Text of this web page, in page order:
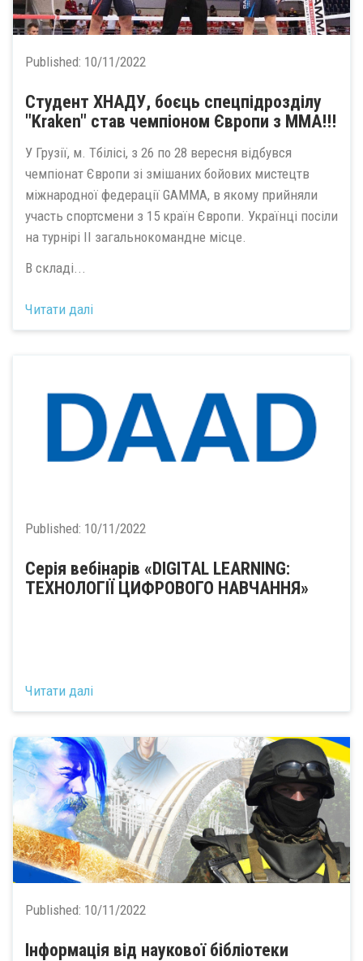
Published: 10/11/2022
Студент ХНАДУ, боєць спецпідрозділу
"Kraken" став чемпіоном Європи з ММА!!!
У Грузії, м. Тбілісі, з 26 по 28 вересня відбувся
чемпіонат Європи зі змішаних бойових мистецтв
міжнародної федерації GAMMA, в якому прийняли
участь спортсмени з 15 країн Європи. Українці посіли
на турнірі II загальнокомандне місце.
В складі...
Читати далі
Published: 10/11/2022
Серія вебінарів «DIGITAL LEARNING:
ТЕХНОЛОГІЇ ЦИФРОВОГО НАВЧАННЯ»
Читати далі
Published: 10/11/2022
Інформація від наукової бібліотеки